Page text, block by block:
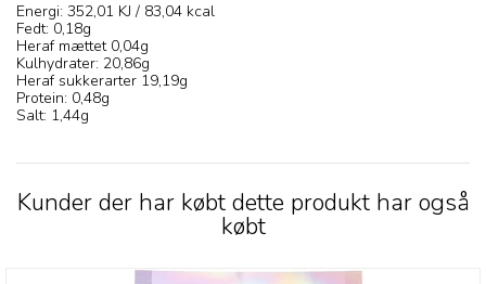
Energi: 352,01 KJ / 83,04 kcal
Fedt: 0,18g
Heraf mættet 0,04g
Kulhydrater: 20,86g
Heraf sukkerarter 19,19g
Protein: 0,48g
Salt: 1,44g
Kunder der har købt dette produkt har også
købt